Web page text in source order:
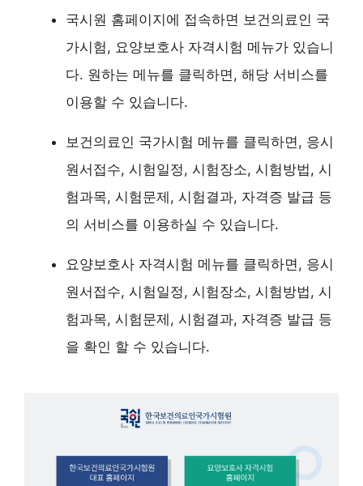
국시원 홈페이지에 접속하면 보건의료인 국
가시험, 요양보호사 자격시험 메뉴가 있습니
다. 원하는 메뉴를 클릭하면, 해당 서비스를
이용할 수 있습니다.
보건의료인 국가시험 메뉴를 클릭하면, 응시
원서접수, 시험일정, 시험장소, 시험방법, 시
험과목, 시험문제, 시험결과, 자격증 발급 등
의 서비스를 이용하실 수 있습니다.
요양보호사 자격시험 메뉴를 클릭하면, 응시
원서접수, 시험일정, 시험장소, 시험방법, 시
험과목, 시험문제, 시험결과, 자격증 발급 등
을 확인 할 수 있습니다.